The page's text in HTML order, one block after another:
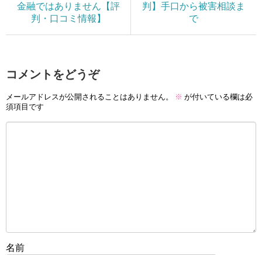
金融ではありません【評
判・口コミ情報】
判】手口から被害相談ま
で
コメントをどうぞ
メールアドレスが公開されることはありません。 ※ が付いている欄は必
須項目です
名前